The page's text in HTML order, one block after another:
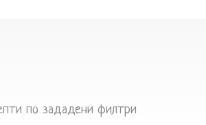
по зададени филтри